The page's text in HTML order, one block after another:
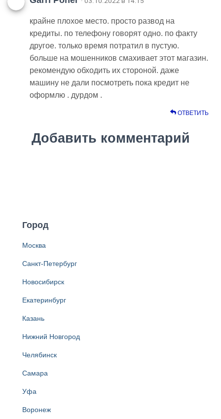
крайне плохое место. просто развод на
кредиты. по телефону говорят одно. по факту
другое. только время потратил в пустую.
больше на мошенников смахивает этот магазин.
рекомендую обходить их стороной. даже
машину не дали посмотреть пока кредит не
оформлю . дурдом .
ОТВЕТИТЬ
Добавить комментарий
Город
Москва
Санкт-Петербург
Новосибирск
Екатеринбург
Казань
Нижний Новгород
Челябинск
Самара
Уфа
Воронеж